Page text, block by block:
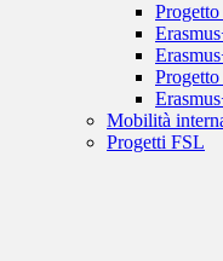
Mobilità
Progetti FSL